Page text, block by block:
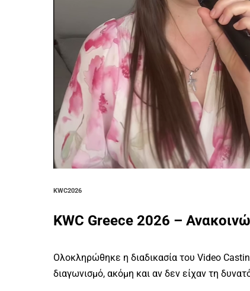
KWC2026
KWC Greece 2026 –
Ολοκληρώθηκε η διαδικασία του Video
διαγωνισμό, ακόμη και αν δεν είχαν τη